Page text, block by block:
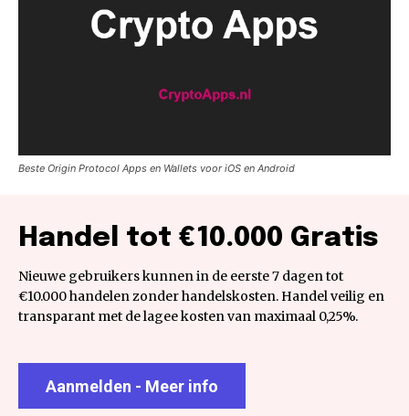
Beste Origin Protocol Apps en Wallets voor iOS en Android
Handel tot €10.000 Gratis
Nieuwe gebruikers kunnen in de eerste 7 dagen tot
€10.000 handelen zonder handelskosten. Handel veilig en
transparant met de lagee kosten van maximaal 0,25%.
Aanmelden - Meer info